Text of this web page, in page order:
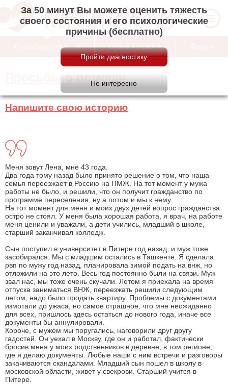
За 50 минут Вы можете оценить тяжесть
своего состояния и его психологические
причины (бесплатно)
Просьбы о помощи Отзывы о сайте
Просьбы о помощи
Напишите свою историю
Меня зовут Лена, мне 43 года.
Два года тому назад было принято решение о том, что наша
семья переезжает в Россию на ПМЖ. На тот момент у мужа
работы не было, и решили, что он получит гражданство по
программе переселения, ну а потом и мы к нему.
На тот момент для меня и моих двух детей вопрос гражданства
остро не стоял. У меня была хорошая работа, я врач, на работе
меня ценили и уважали, а дети учились, младший в школе,
старший заканчивал колледж.
Сын поступил в университет в Питере год назад, и муж тоже
засобирался. Мы с младшим остались в Ташкенте. Я сделала
рвп по мужу год назад, планировала зимой подать на внж, но
отложили на это лето. Весь год постоянно были на связи. Муж
звал нас, мы тоже очень скучали. Летом я приехала на время
отпуска заниматься ВНЖ, переезжать решили следующим
летом, надо было продать квартиру. Проблемы с документами
измотали до ужаса, но самое страшное, что мне неожиданно
для всех, пришлось здесь остаться до нового года, иначе все
документы бы аннулировали.
Короче, с мужем мы поругались, наговорили друг другу
гадостей. Он уехал в Москву, где он и работал, фактически
бросив меня у моих родственников в деревне, в том регионе,
где я делаю документы. Любые наши с ним встречи и разговоры
закачиваются скандалами. Младший сын пошел в школу в
московской области, живет у свекрови. Старший учится в
Питере.